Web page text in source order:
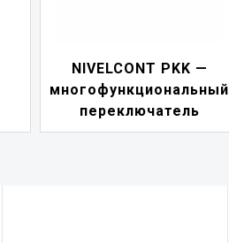
NIVELCONT PKK —
многофункциональный
переключатель